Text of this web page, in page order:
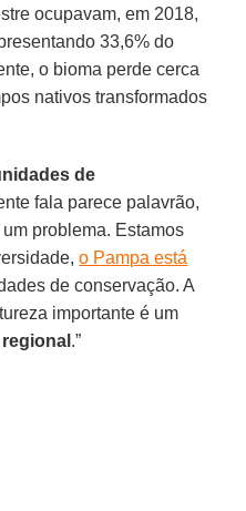
ocupavam, em 2018,
33,6% do
o bioma perde cerca
nativos transformados
de
fala parece palavrão,
problema. Estamos
o Pampa está
de conservação. A
importante é um
.”